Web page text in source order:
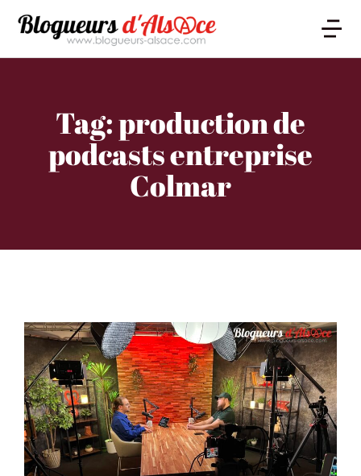
Tag: production de
podcasts entreprise
Colmar